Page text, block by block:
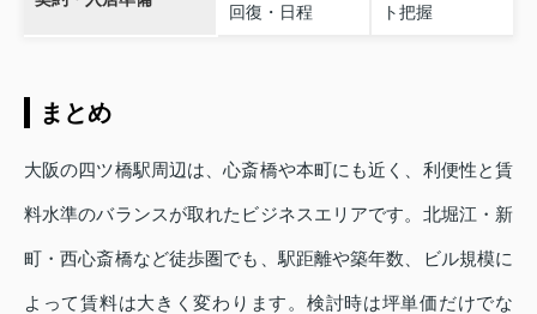
回復・日程
ト把握
まとめ
大阪の四ツ橋駅周辺は、心斎橋や本町にも近く、利便性と賃
料水準のバランスが取れたビジネスエリアです。北堀江・新
町・西心斎橋など徒歩圏でも、駅距離や築年数、ビル規模に
よって賃料は大きく変わります。検討時は坪単価だけでな